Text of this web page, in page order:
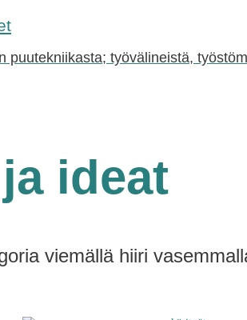
puutekniikasta; työvälineistä,
ideat
viemällä hiiri